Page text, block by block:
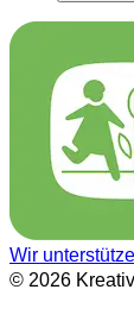
Wir
© 2026